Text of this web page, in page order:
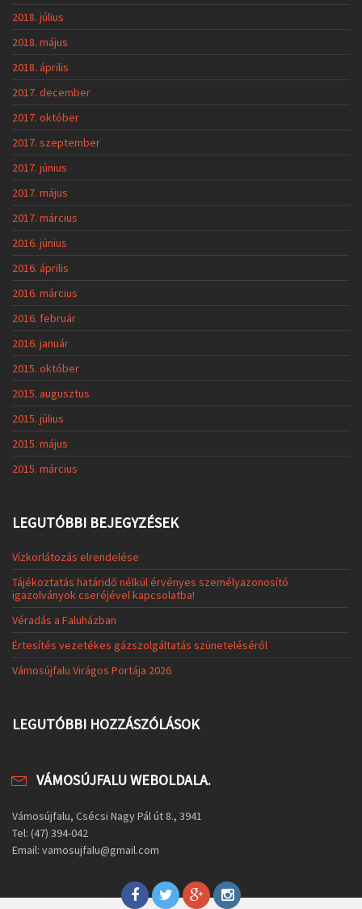
2018. július
2018. május
2018. április
2017. december
2017. október
2017. szeptember
2017. június
2017. május
2017. március
2016. június
2016. április
2016. március
2016. február
2016. január
2015. október
2015. augusztus
2015. július
2015. május
2015. március
LEGUTÓBBI BEJEGYZÉSEK
Vízkorlátozás elrendelése
Tájékoztatás határidő nélkül érvényes személyazonosító
igazolványok cseréjével kapcsolatba!
Véradás a Faluházban
Értesítés vezetékes gázszolgáltatás szüneteléséről
Vámosújfalu Virágos Portája 2026
LEGUTÓBBI HOZZÁSZÓLÁSOK
VÁMOSÚJFALU WEBOLDALA.
Vámosújfalu, Csécsi Nagy Pál út 8., 3941
Tel: (47) 394-042
Email: vamosujfalu@gmail.com